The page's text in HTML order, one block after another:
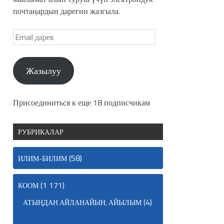
почтаңардын дарегин жазгыла.
Жазылуу
Присоединиться к еще 18 подписчикам
РУБРИКАЛАР
ИЛИМ-БИЛИМ(58)
КООМ(1 171)
АТЫҢДАН АЙЛАНАЙЫН, АЙЫЛЫМ(4)